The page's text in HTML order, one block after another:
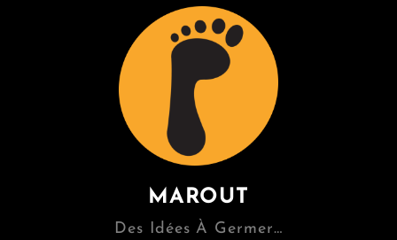
MAROUT
Des Idées À Germer…